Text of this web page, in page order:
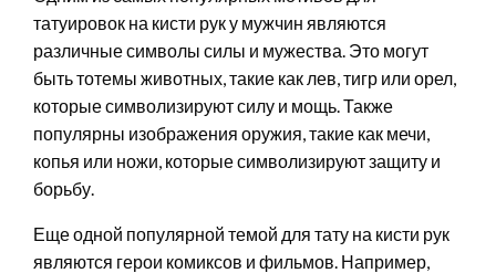
татуировок на кисти рук у мужчин являются
различные символы силы и мужества. Это могут
быть тотемы животных, такие как лев, тигр или орел,
которые символизируют силу и мощь. Также
популярны изображения оружия, такие как мечи,
копья или ножи, которые символизируют защиту и
борьбу.
Еще одной популярной темой для тату на кисти рук
являются герои комиксов и фильмов. Например,